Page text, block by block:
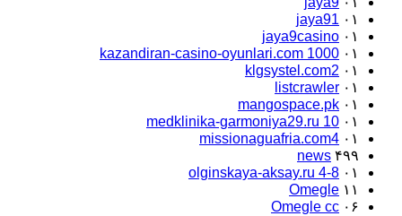
jaya91 ۰۱
jaya9casino ۰۱
kazandiran-casino-oyunlari.com 1000 ۰۱
klgsystel.com2 ۰۱
listcrawler ۰۱
mangospace.pk ۰۱
medklinika-garmoniya29.ru 10 ۰۱
missionaguafria.com4 ۰۱
news ۴۹۹
olginskaya-aksay.ru 4-8 ۰۱
Omegle ۱۱
Omegle cc ۰۶